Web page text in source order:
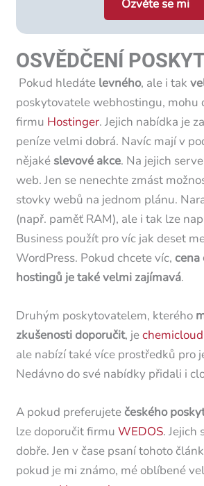
Ozvěte se mi
OSVĚDČENÍ
Pokud hledáte levného, ale i tak
poskytovatele webhostingu, mohu
firmu Hostinger. Jejich nabídka je
peníze velmi dobrá. Navíc mají v
nějaké slevové akce. Na jejich
web. Jen se nenechte zmást
stovky webů na jednom plánu.
(např. paměť RAM), ale i tak lze
Business použít pro víc jak deset
WordPress. Pokud chcete víc, cena
hostingů je také velmi zajímavá.
Druhým poskytovatelem, kterého
zkušenosti doporučit, jechemicloud
ale nabízí také více prostředků pro
Nedávno do své nabídky přidali i
A pokud preferujetečeského
lze doporučit firmu WEDOS. Jejich
dobře. Jen v čase psaní tohoto
pokud je mi známo, mé oblíbené